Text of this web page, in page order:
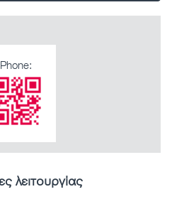
λειτουργίας